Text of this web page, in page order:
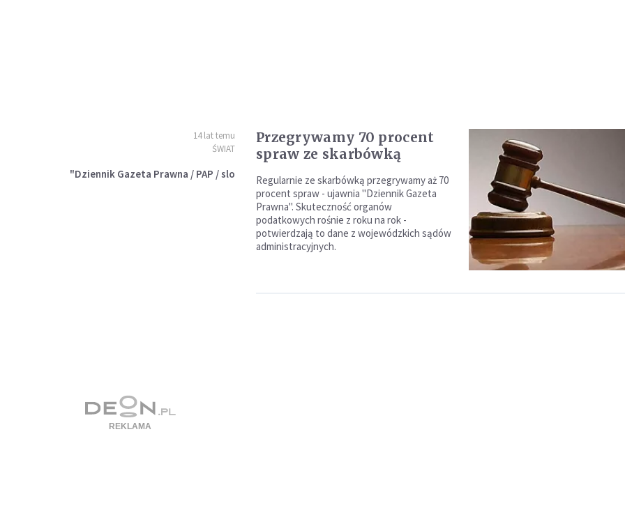
14 lat temu
ŚWIAT
"Dziennik Gazeta Prawna / PAP / slo
Przegrywamy 70 procent
spraw ze skarbówką
Regularnie ze skarbówką przegrywamy aż 70
procent spraw - ujawnia "Dziennik Gazeta
Prawna". Skuteczność organów
podatkowych rośnie z roku na rok -
potwierdzają to dane z wojewódzkich sądów
administracyjnych.